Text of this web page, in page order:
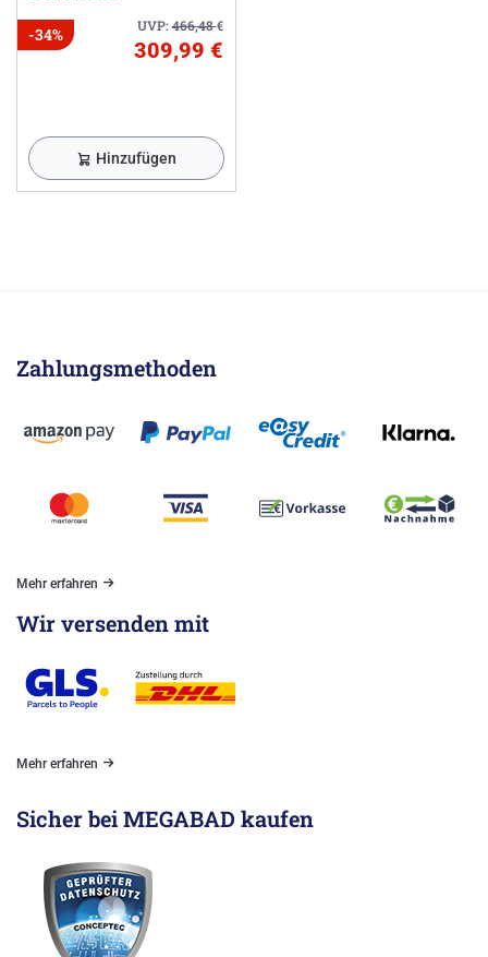
UVP:466,48€
-34%
309,99 €
Hinzufügen
Zahlungsmethoden
Mehr erfahren
Wir versenden mit
Mehr erfahren
Sicher bei MEGABAD kaufen